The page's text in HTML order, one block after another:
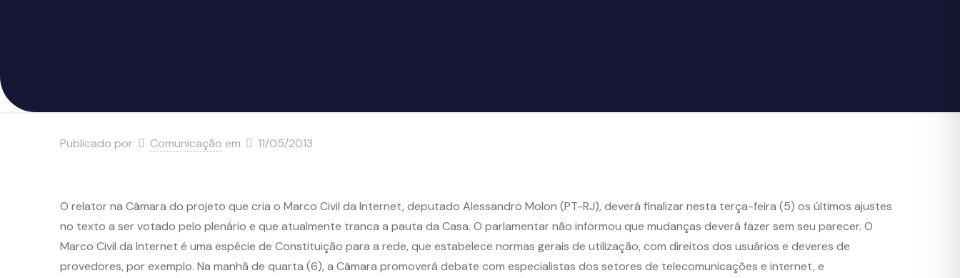
Publicado por Comunicação em 11/05/2013
O relator na Câmara do projeto que cria o Marco Civil da Internet, deputado Alessandro Molon (PT-RJ), deverá finalizar nesta terça-feira (5) os últimos ajustes
no texto a ser votado pelo plenário e que atualmente tranca a pauta da Casa. O parlamentar não informou que mudanças deverá fazer sem seu parecer. O
Marco Civil da Internet é uma espécie de Constituição para a rede, que estabelece normas gerais de utilização, com direitos dos usuários e deveres de
provedores, por exemplo. Na manhã de quarta (6), a Câmara promoverá debate com especialistas dos setores de telecomunicações e internet, e